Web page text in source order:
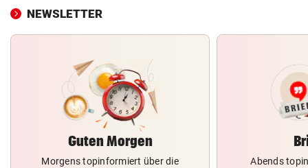
NEWSLETTER
Guten Morgen
Morgens topinformiert über die
Abends